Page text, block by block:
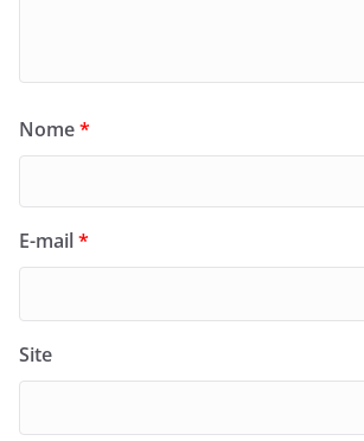
Nome*
E-mail*
Site